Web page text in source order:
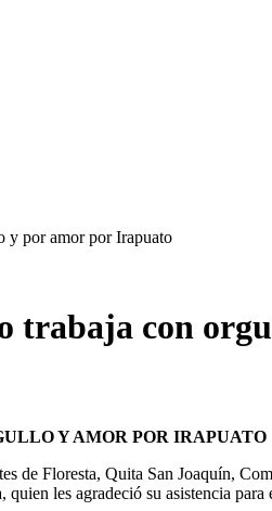
y por amor por Irapuato
trabaja con
Y AMOR POR IRAPUATO
de Floresta, Quita San Joaquín,
les agradeció su asistencia